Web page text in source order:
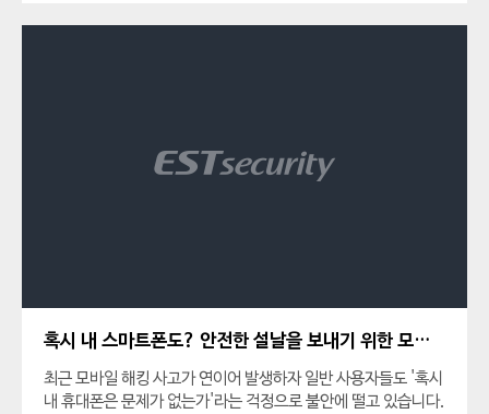
혹시 내 스마트폰도? 안전한 설날을 보내기 위한 모바일 보안 수칙!
최근 모바일 해킹 사고가 연이어 발생하자 일반 사용자들도 '혹시
내 휴대폰은 문제가 없는가'라는 걱정으로 불안에 떨고 있습니다.